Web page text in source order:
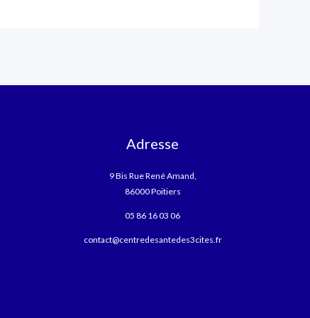
Adresse
9 Bis Rue René Amand,
86000 Poitiers
05 86 16 03 06
contact@centredesantedes3cites.fr